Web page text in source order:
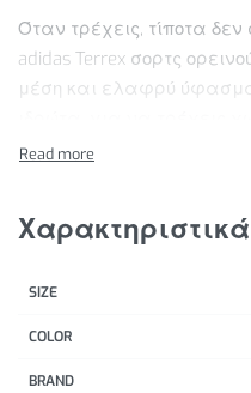
Όταν τρέχεις, τίποτα δεν
adidas Terrex σορτς
μέση και ελαφρύ
ή τις outdoor
τζελάκια και τα snacks σου.
Χαρακτηριστικά
Κανονική εφαρμογή
Χαρακτηριστικά
SIZE
COLOR
BRAND